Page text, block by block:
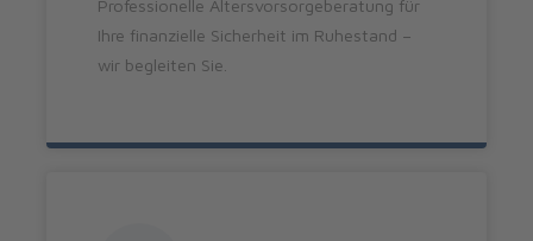
Professionelle Altersvorsorgeberatung für
Ihre finanzielle Sicherheit im Ruhestand –
wir begleiten Sie.